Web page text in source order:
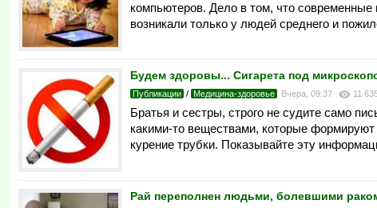
компьютеров. Дело в том, что современные
возникали только у людей среднего и
Будем здоровы... Сигарета под
Публикации / Медицина-здоровье Вчера, 09:37 11
Братья и сестры, строго не судите само
какими-то веществами, которые
курение трубки. Показывайте эту
Рай переполнен людьми, болевшими